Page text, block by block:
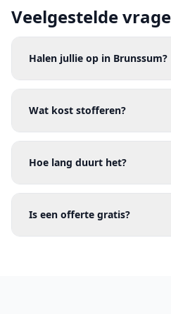
Veelgestelde
Halen jullie op in Brunssum?
Wat kost stofferen?
Hoe lang duurt het?
Is een offerte gratis?